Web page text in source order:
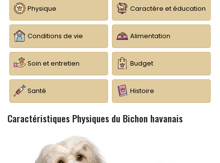
Physique Caractère et éducation
Conditions de vie Alimentation
Soin et entretien Budget
Santé Histoire
Caractéristiques Physiques du Bichon havanais